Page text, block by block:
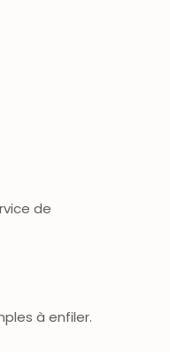
de
à enfiler.